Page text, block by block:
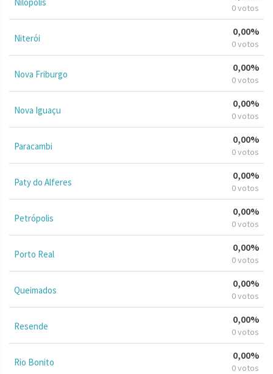
0 votos
Niterói
0,00%
0 votos
Nova Friburgo
0,00%
0 votos
Nova Iguaçu
0,00%
0 votos
Paracambi
0,00%
0 votos
Paty do Alferes
0,00%
0 votos
Petrópolis
0,00%
0 votos
Porto Real
0,00%
0 votos
Queimados
0,00%
0 votos
Resende
0,00%
0 votos
Rio Bonito
0,00%
0 votos